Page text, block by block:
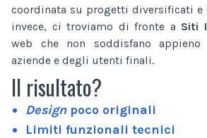
coordinata su progetti diversificati e
invece, ci troviamo di fronte a Siti
web che non soddisfano
aziende e degli utenti finali.
Il risultato?
Designpoco originali
Limiti funzionali tecnici